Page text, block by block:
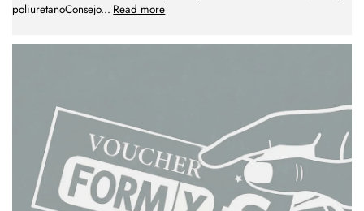
poliuretanoConsejo... Read more